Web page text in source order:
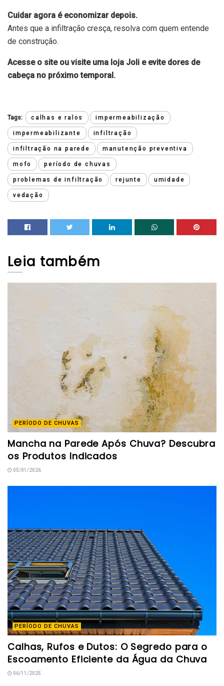
Cuidar agora é economizar depois.
Antes que a infiltração cresça, resolva com quem entende
de construção.
Acesse o site ou visite uma loja Joli e evite dores de
cabeça no próximo temporal.
Tags: calhas e ralos impermeabilização
impermeabilizante infiltração
infiltração na parede manutenção preventiva
mofo período de chuvas
problemas de infiltração rejunte umidade
vedação
Leia também
PERÍODO DE CHUVAS
Mancha na Parede Após Chuva? Descubra
os Produtos Indicados
05/01/2026
PERÍODO DE CHUVAS
Calhas, Rufos e Dutos: O Segredo para o
Escoamento Eficiente da Água da Chuva
06/11/2025